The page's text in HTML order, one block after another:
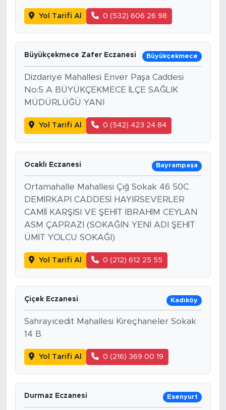
Yol Tarifi Al 0 (532) 606 26 98
Büyükçekmece Zafer Eczanesi Büyükçekmece
Dizdariye Mahallesi Enver Paşa Caddesi
No:5 A BÜYÜKÇEKMECE İLÇE SAĞLIK
MÜDÜRLÜĞÜ YANI
Yol Tarifi Al 0 (542) 423 24 84
Ocaklı Eczanesi Bayrampaşa
Ortamahalle Mahallesi Çığ Sokak 46 50C
DEMİRKAPI CADDESİ HAYIRSEVERLER
CAMİİ KARŞISI VE ŞEHİT İBRAHİM CEYLAN
ASM ÇAPRAZI (SOKAĞIN YENİ ADI ŞEHİT
ÜMİT YOLCU SOKAĞI)
Yol Tarifi Al 0 (212) 612 25 55
Çiçek Eczanesi Kadıköy
Sahrayıcedit Mahallesi Kireçhaneler Sokak
14 B
Yol Tarifi Al 0 (216) 369 00 19
Durmaz Eczanesi Esenyurt